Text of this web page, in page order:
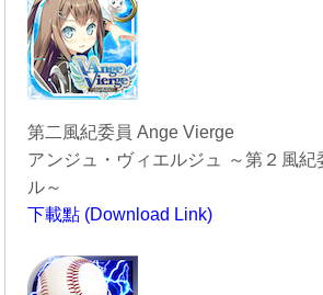
第二風紀委員 Ange Vierge
アンジュ・ヴィエルジュ ～第２風紀
ル～
下載點 (Download Link)